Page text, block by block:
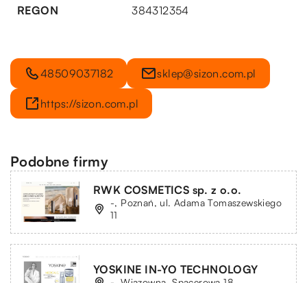
REGON 384312354
48509037182 sklep@sizon.com.pl
https://sizon.com.pl
Podobne firmy
RWK COSMETICS sp. z o.o.
-, Poznań, ul. Adama Tomaszewskiego
11
YOSKINE IN-YO TECHNOLOGY